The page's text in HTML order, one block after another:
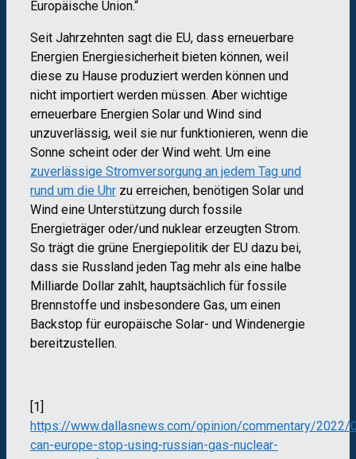
Europäische Union.“
Seit Jahrzehnten sagt die EU, dass erneuerbare
Energien Energiesicherheit bieten können, weil
diese zu Hause produziert werden können und
nicht importiert werden müssen. Aber wichtige
erneuerbare Energien Solar und Wind sind
unzuverlässig, weil sie nur funktionieren, wenn die
Sonne scheint oder der Wind weht. Um eine
zuverlässige Stromversorgung an jedem Tag und
rund um die Uhr zu erreichen, benötigen Solar und
Wind eine Unterstützung durch fossile
Energieträger oder/und nuklear erzeugten Strom.
So trägt die grüne Energiepolitik der EU dazu bei,
dass sie Russland jeden Tag mehr als eine halbe
Milliarde Dollar zahlt, hauptsächlich für fossile
Brennstoffe und insbesondere Gas, um einen
Backstop für europäische Solar- und Windenergie
bereitzustellen.
[1]
https://www.dallasnews.com/opinion/commentary/
can-europe-stop-using-russian-gas-nuclear-